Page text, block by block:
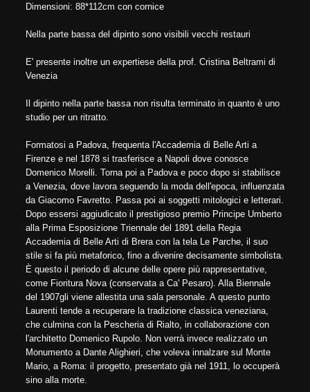
Dimensioni: 88*112cm con cornice
Nella parte bassa del dipinto sono visibili vecchi restauri
E' presente inoltre un expertiese della prof. Cristina Beltrami di
Venezia
Il dipinto nella parte bassa non risulta terminato in quanto è uno
studio per un ritratto.
Formatosi a Padova, frequenta l'Accademia di Belle Arti a
Firenze e nel 1878 si trasferisce a Napoli dove conosce
Domenico Morelli. Torna poi a Padova e poco dopo si stabilisce
a Venezia, dove lavora seguendo la moda dell'epoca, influenzata
da Giacomo Favretto. Passa poi ai soggetti mitologici e letterari.
Dopo essersi aggiudicato il prestigioso premio Principe Umberto
alla Prima Esposizione Triennale del 1891 della Regia
Accademia di Belle Arti di Brera con la tela Le Parche, il suo
stile si fa più metaforico, fino a divenire decisamente simbolista.
È questo il periodo di alcune delle opere più rappresentative,
come Fioritura Nova (conservata a Ca' Pesaro). Alla Biennale
del 1907gli viene allestita una sala personale. A questo punto
Laurenti tende a recuperare la tradizione classica veneziana,
che culmina con la Pescheria di Rialto, in collaborazione con
l'architetto Domenico Rupolo. Non verrà invece realizzato un
Monumento a Dante Alighieri, che voleva innalzare sul Monte
Mario, a Roma: il progetto, presentato già nel 1911, lo occuperà
sino alla morte.